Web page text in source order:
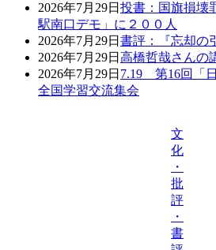
2026年7月29日 投書：国旗損壊
駅南口デモ」に２００人
2026年7月29日 書評：『忘却の
2026年7月29日 高橋哲哉さんの
2026年7月29日 7.19 第16回「
全国学習交流集会
文
化
・
批
評
・
書